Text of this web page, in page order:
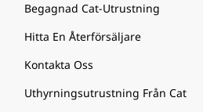
Begagnad Cat-Utrustning
Hitta En Återförsäljare
Kontakta Oss
Uthyrningsutrustning Från Cat